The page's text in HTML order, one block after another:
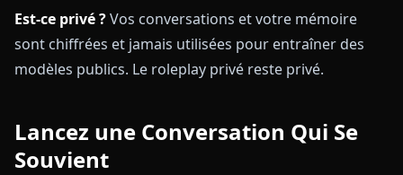
Est-ce privé ?Vos conversations et votre mémoire
sont chiffrées et jamais utilisées pour entraîner des
modèles publics. Le roleplay privé reste privé.
Lancez une Conversation Qui Se
Souvient